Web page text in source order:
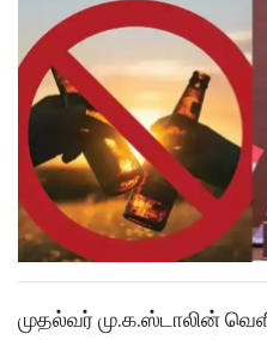
முதல்வர் மு.க.ஸ்டாலின்